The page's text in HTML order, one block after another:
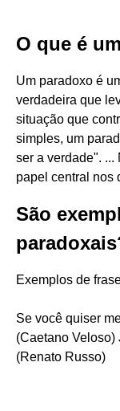
O que é
Um paradoxo é
verdadeira que
situação que
simples, um
ser a verdade". ...
papel central nos
São
Exemplos de
Se você quiser
(Caetano Veloso)
(Renato Russo)